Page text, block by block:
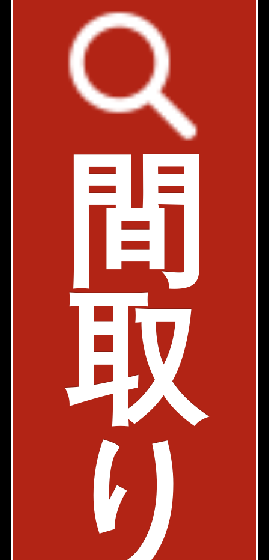
間
取
り
都営大江戸線 六本木駅 6分
東京都港区元麻布3-3-6
1LDK
築年: 2006年10月
部屋件数: 1部屋
南北線 麻布十番駅 8分
310,000円
部屋件数: 1部屋
物件詳細
都営大江戸線 赤羽橋駅 4分
東京都港区東麻布2-20-1
1LDK
230,000円
築年: 2012年1月
部屋件数: 1部屋
パークホームズ南麻布ザ・レジデンス
都営大江戸線 麻布十番駅 8分